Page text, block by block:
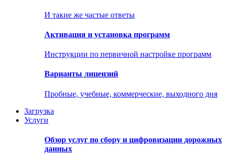
И такие же частые ответы
Активация и установка программ
Инструкции по первичной настройке программ
Варианты лицензий
Пробные, учебные, коммерческие, выходного дня
Загрузка
Услуги
Обзор услуг по сбору и цифровизации дорожных
данных